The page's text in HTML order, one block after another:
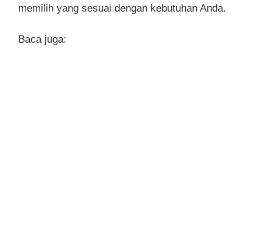
memilih yang sesuai dengan kebutuhan Anda.
Baca juga: